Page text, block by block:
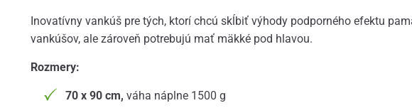
Inovatívny vankúš pre tých, ktorí chcú skĺbiť výhody podporného efektu
vankúšov, ale zároveň potrebujú mať mäkké pod hlavou.
Rozmery:
70 x 90 cm, váha náplne 1500 g